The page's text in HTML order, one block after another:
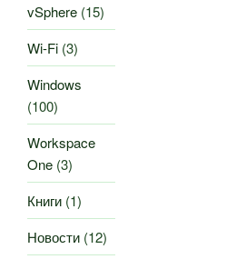
vSphere (15)
Wi-Fi (3)
Windows
(100)
Workspace
One (3)
Книги (1)
Новости (12)